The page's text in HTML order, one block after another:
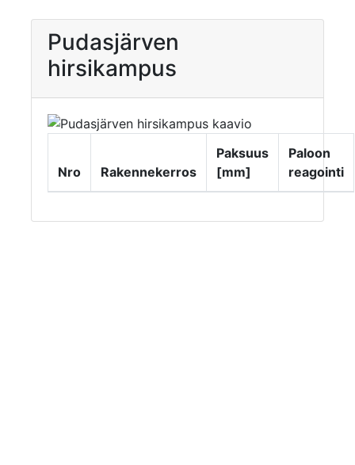
Pudasjärven
hirsikampus
Nro Rakennekerros
Paksuus
[mm]
Paloon
reagointi